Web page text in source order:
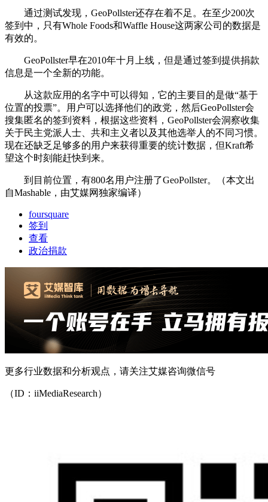
通过测试发现，GeoPollster还存在着不足。在至少200次
签到中，只有Whole Foods和Waffle House这两家公司的数据是
有效的。
GeoPollster早在2010年十月上线，但是通过签到提供捐款
信息是一个全新的功能。
从这款应用的名字中可以得知，它的主要目的是做“基于
位置的投票”。用户可以选择他们的政党，然后GeoPollster会
搜集匿名的签到资料，根据这些资料，GeoPollster会洞察收集
关于民主党派人士、共和主义者以及其他选举人的不同习惯。
现在还缺乏足够多的用户来获得重要的统计数据，但Kraft希
望这个时刻能赶快到来。
到目前位置，有800名用户注册了GeoPollster。（本文出
自Mashable，由艾媒网独家编译）
foursquare
签到
查看
政治捐款
更多行业数据和分析观点，请关注艾媒咨询微信号
（ID：iiMediaResearch）